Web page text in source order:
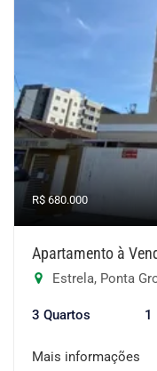
R$ 680.000
Apartamento à
Estrela, Ponta
3 Quartos 1
Mais informações